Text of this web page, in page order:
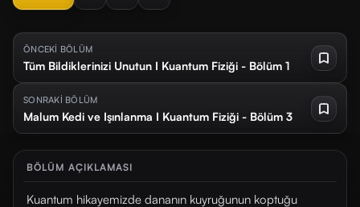
ÖNCEKİ BÖLÜM
Tüm Bildiklerinizi Unutun I Kuantum Fiziği - Bölüm 1
SONRAKİ BÖLÜM
Malum Kedi ve Işınlanma I Kuantum Fiziği - Bölüm 3
BÖLÜM AÇIKLAMASI
Kuantum hikayemizde dananın kuyruğunun koptuğu